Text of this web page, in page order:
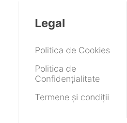
Legal
Politica de Cookies
Politica de
Confidențialitate
Termene și condiții